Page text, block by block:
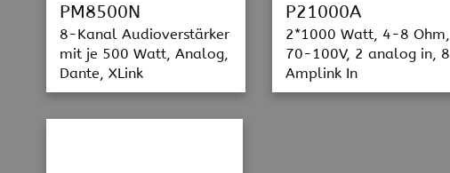
PM8500N
8-Kanal Audioverstärker
mit je 500 Watt, Analog,
Dante, XLink
P21000A
2*1000 Watt, 4-8 Ohm,
70-100V, 2 analog in, 8
Amplink In